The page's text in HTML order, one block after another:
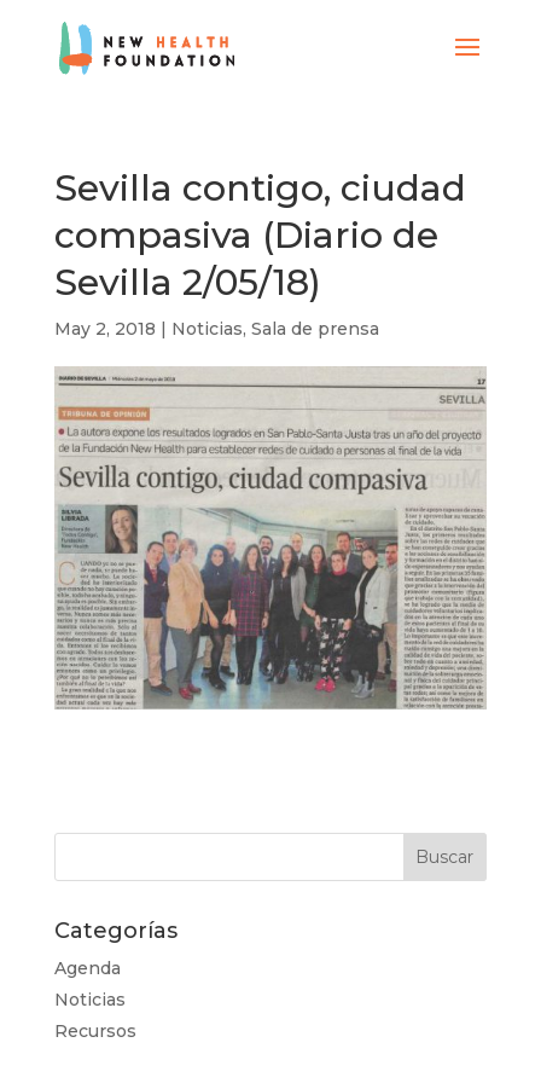
Sevilla contigo, ciudad
compasiva (Diario de
Sevilla 2/05/18)
May 2, 2018 | Noticias, Sala de prensa
Categorías
Agenda
Noticias
Recursos